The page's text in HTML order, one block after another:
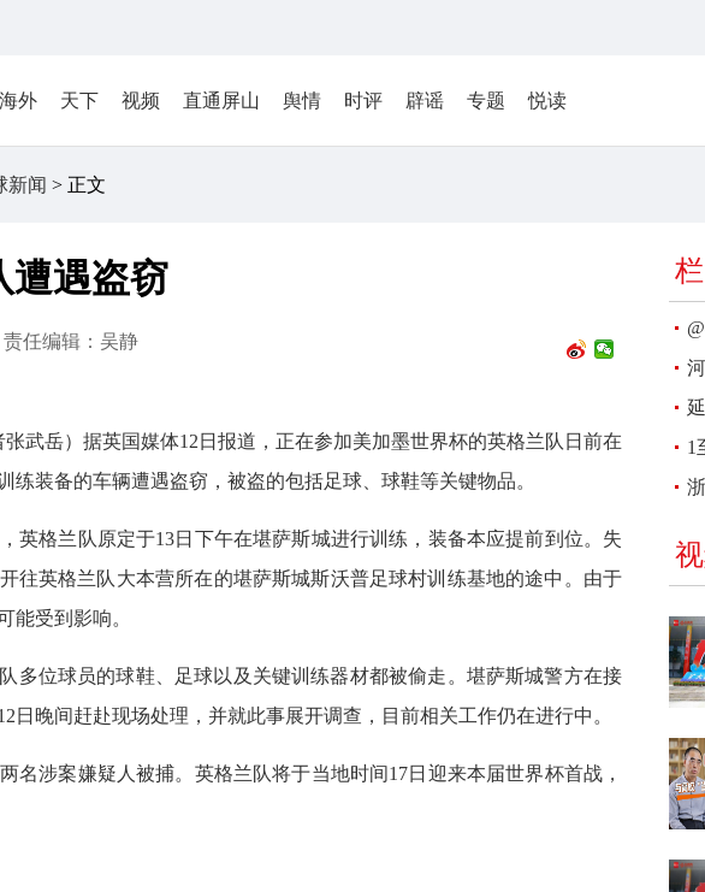
海外 天下 视频 直通屏山 舆情 时评 辟谣 专题 悦读
新闻 > 正文
遭遇盗窃
责任编辑：吴静
武岳）据英国媒体12日报道，正在参加美加墨世界杯的英格兰队日前在
练装备的车辆遭遇盗窃，被盗的包括足球、球鞋等关键物品。
英格兰队原定于13日下午在堪萨斯城进行训练，装备本应提前到位。失
往英格兰队大本营所在的堪萨斯城斯沃普足球村训练基地的途中。由于
能受到影响。
多位球员的球鞋、足球以及关键训练器材都被偷走。堪萨斯城警方在接
日晚间赶赴现场处理，并就此事展开调查，目前相关工作仍在进行中。
名涉案嫌疑人被捕。英格兰队将于当地时间17日迎来本届世界杯首战，
1